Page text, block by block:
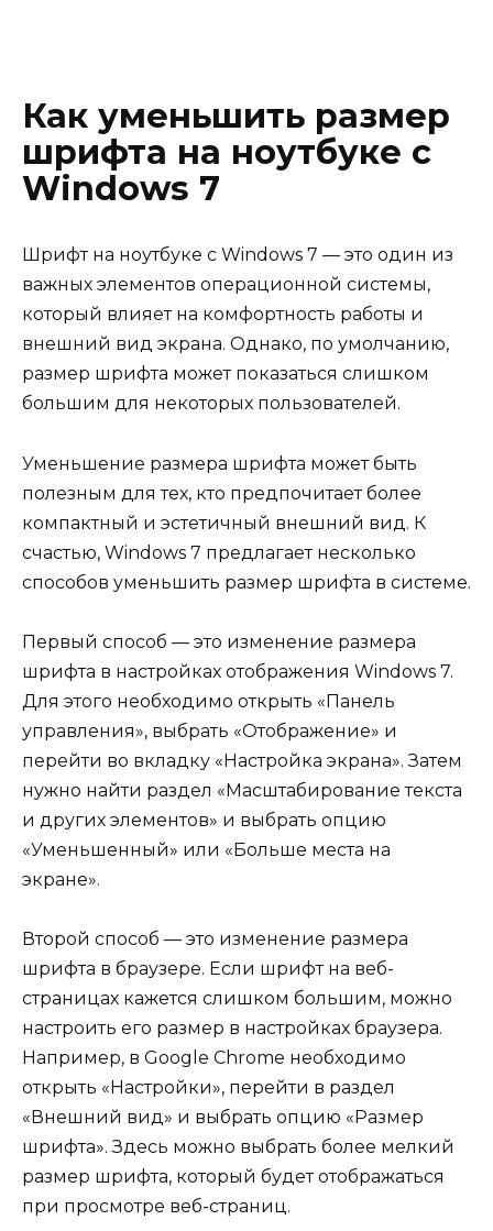
Как уменьшить размер
шрифта на ноутбуке с
Windows 7
Шрифт на ноутбуке с Windows 7 — это один из
важных элементов операционной системы,
который влияет на комфортность работы и
внешний вид экрана. Однако, по умолчанию,
размер шрифта может показаться слишком
большим для некоторых пользователей.
Уменьшение размера шрифта может быть
полезным для тех, кто предпочитает более
компактный и эстетичный внешний вид. К
счастью, Windows 7 предлагает несколько
способов уменьшить размер шрифта в системе.
Первый способ — это изменение размера
шрифта в настройках отображения Windows 7.
Для этого необходимо открыть «Панель
управления», выбрать «Отображение» и
перейти во вкладку «Настройка экрана». Затем
нужно найти раздел «Масштабирование текста
и других элементов» и выбрать опцию
«Уменьшенный» или «Больше места на
экране».
Второй способ — это изменение размера
шрифта в браузере. Если шрифт на веб-
страницах кажется слишком большим, можно
настроить его размер в настройках браузера.
Например, в Google Chrome необходимо
открыть «Настройки», перейти в раздел
«Внешний вид» и выбрать опцию «Размер
шрифта». Здесь можно выбрать более мелкий
размер шрифта, который будет отображаться
при просмотре веб-страниц.